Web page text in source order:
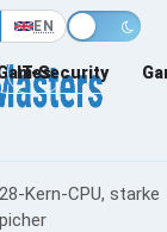
EN
IT-Security
Kern-CPU, starke